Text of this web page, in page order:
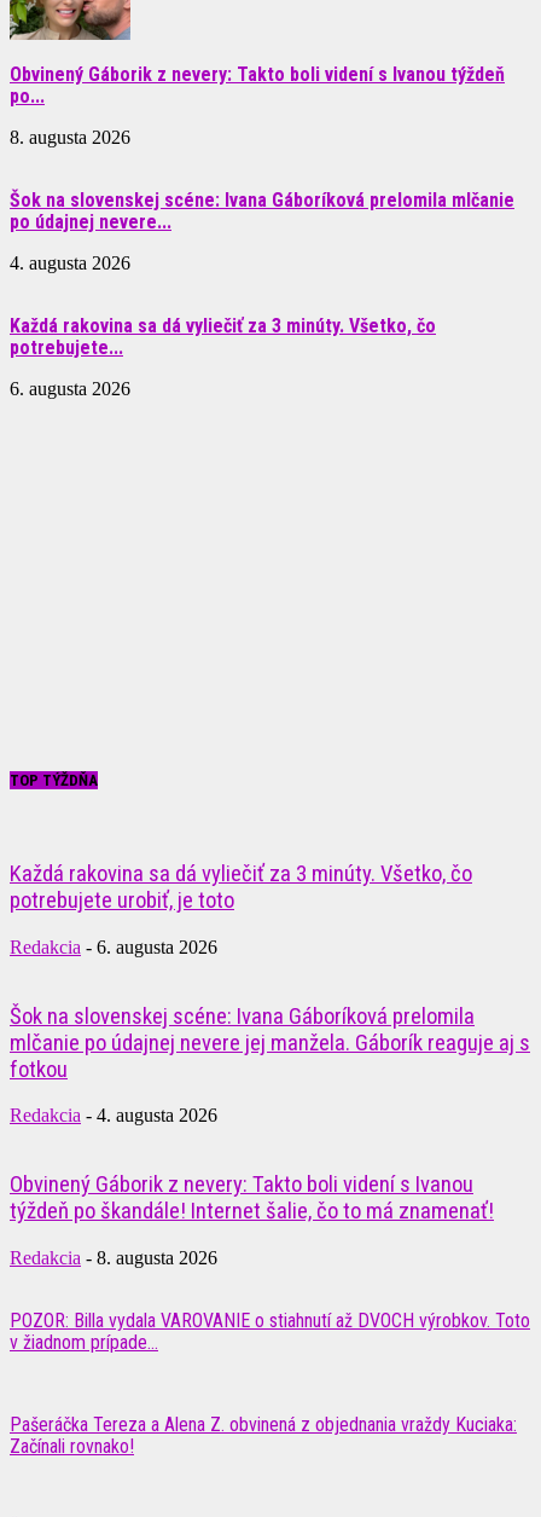
Obvinený Gáborik z nevery: Takto boli videní s Ivanou týždeň
po...
8. augusta 2026
Šok na slovenskej scéne: Ivana Gáboríková prelomila mlčanie
po údajnej nevere...
4. augusta 2026
Každá rakovina sa dá vyliečiť za 3 minúty. Všetko, čo
potrebujete...
6. augusta 2026
TOP TÝŽDŇA
Každá rakovina sa dá vyliečiť za 3 minúty. Všetko, čo
potrebujete urobiť, je toto
Redakcia - 6. augusta 2026
Šok na slovenskej scéne: Ivana Gáboríková prelomila
mlčanie po údajnej nevere jej manžela. Gáborík reaguje aj s
fotkou
Redakcia - 4. augusta 2026
Obvinený Gáborik z nevery: Takto boli videní s Ivanou
týždeň po škandále! Internet šalie, čo to má znamenať!
Redakcia - 8. augusta 2026
POZOR: Billa vydala VAROVANIE o stiahnutí až DVOCH výrobkov. Toto
v žiadnom prípade...
Pašeráčka Tereza a Alena Z. obvinená z objednania vraždy Kuciaka:
Začínali rovnako!